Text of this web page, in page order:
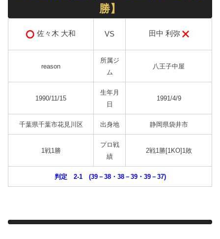
勝】
佐々木 大和 VS 田中 利弥
reason
所属ジ
ム
八王子中屋
1990/11/15
生年月
日
1991/4/9
千葉県千葉市花見川区 出身地 静岡県袋井市
1戦1勝
プロ戦
績
2戦1勝[1KO]1敗
判定 2-1 (39－38・38－39・39－37)